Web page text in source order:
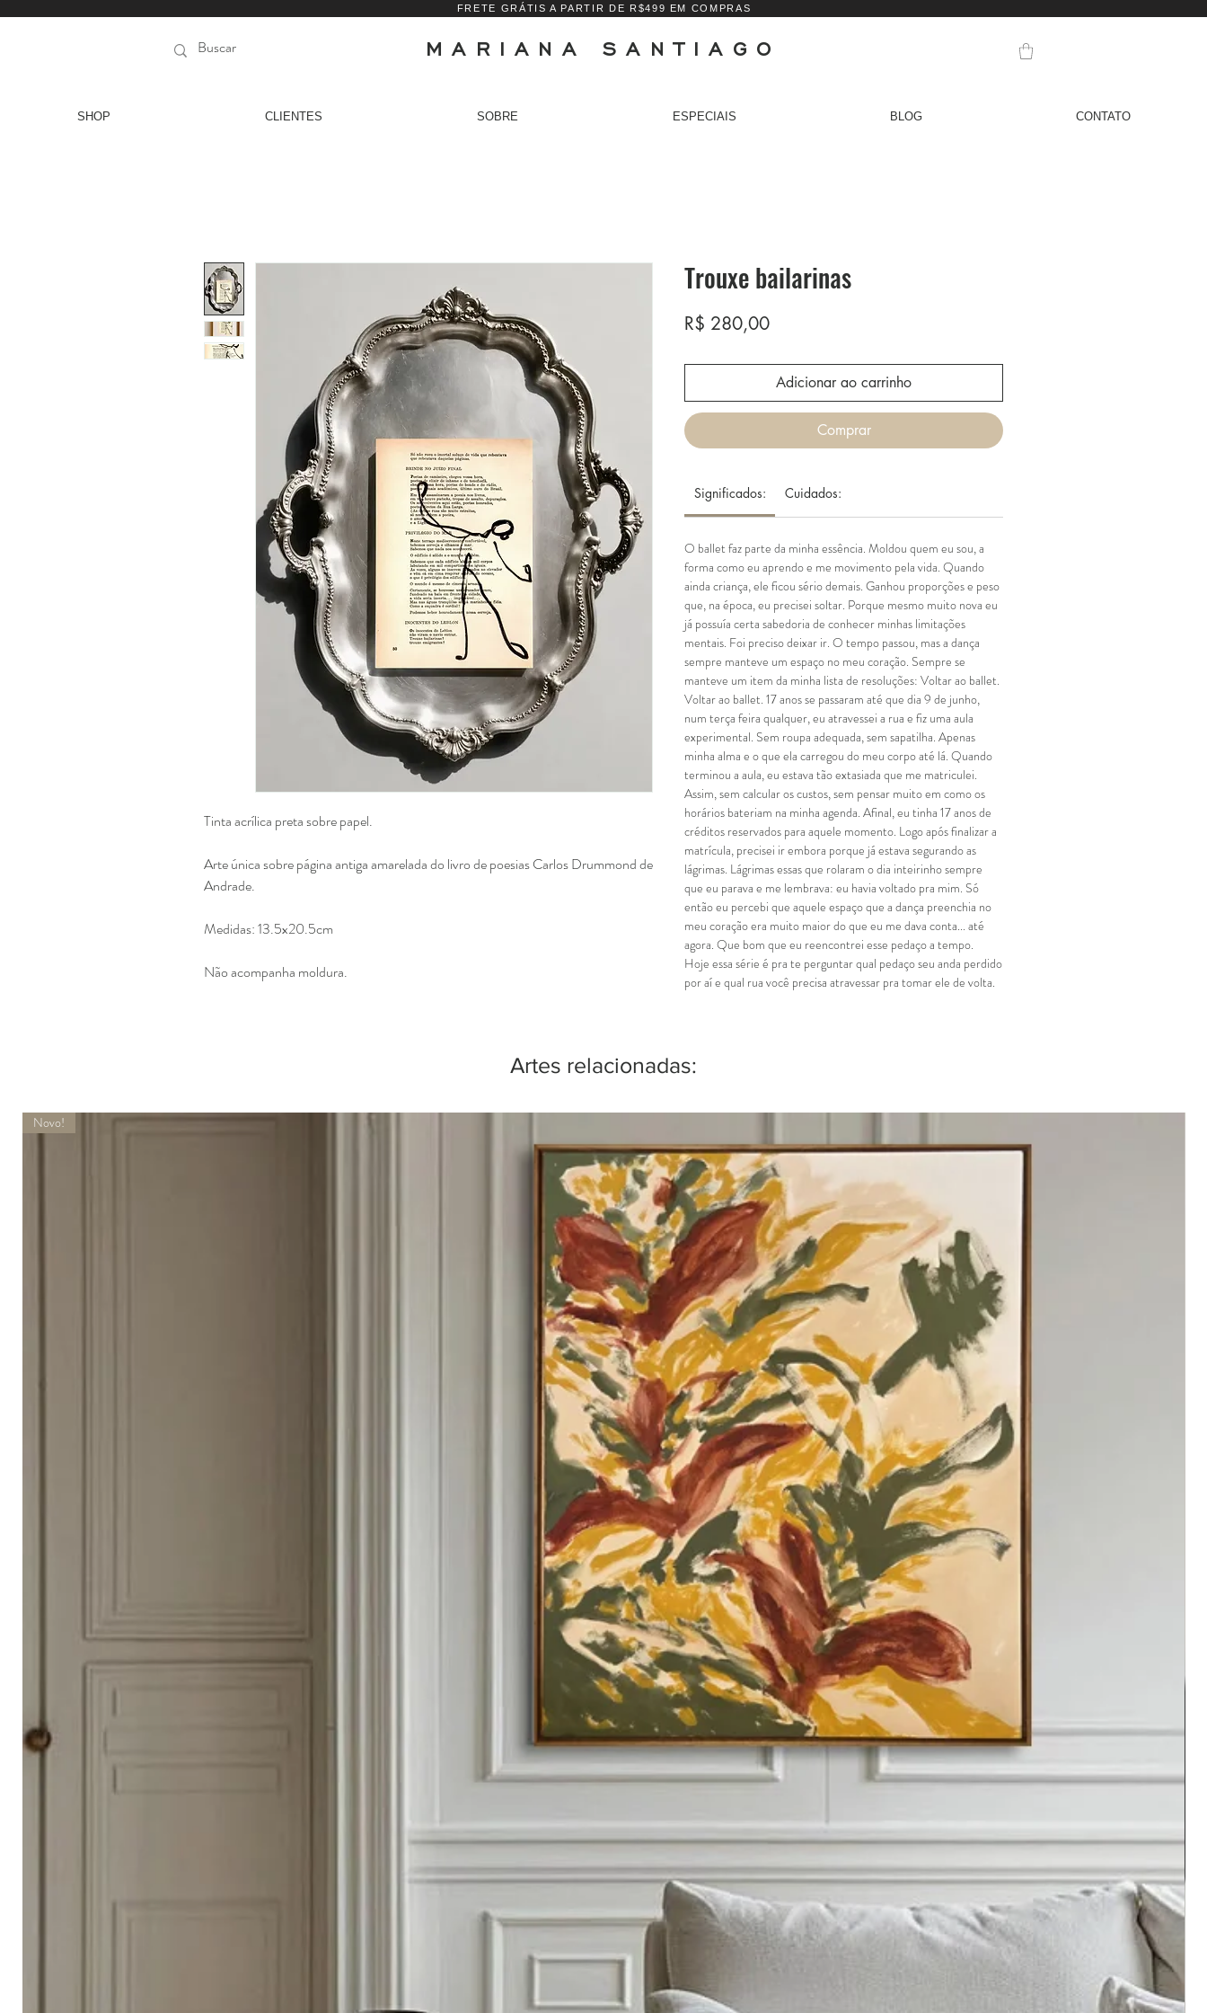
FRETE GRÁTIS A PARTIR DE R$499 EM COMPRAS
MARIANA SANTIAGO
SHOP CLIENTES SOBRE ESPECIAIS BLOG CONTATO
Tinta acrílica preta sobre papel.
Arte única sobre página antiga amarelada do livro de poesias Carlos Drummond de
Andrade.
Medidas: 13.5x20.5cm
Não acompanha moldura.
Trouxe bailarinas
R$ 280,00Preço
Adicionar ao carrinho
Comprar
Significados: Cuidados:
O ballet faz parte da minha essência. Moldou quem eu sou, a
forma como eu aprendo e me movimento pela vida. Quando
ainda criança, ele ficou sério demais. Ganhou proporções e peso
que, na época, eu precisei soltar. Porque mesmo muito nova eu
já possuía certa sabedoria de conhecer minhas limitações
mentais. Foi preciso deixar ir. O tempo passou, mas a dança
sempre manteve um espaço no meu coração. Sempre se
manteve um item da minha lista de resoluções: Voltar ao ballet.
Voltar ao ballet. 17 anos se passaram até que dia 9 de junho,
num terça feira qualquer, eu atravessei a rua e fiz uma aula
experimental. Sem roupa adequada, sem sapatilha. Apenas
minha alma e o que ela carregou do meu corpo até lá. Quando
terminou a aula, eu estava tão extasiada que me matriculei.
Assim, sem calcular os custos, sem pensar muito em como os
horários bateriam na minha agenda. Afinal, eu tinha 17 anos de
créditos reservados para aquele momento. Logo após finalizar a
matrícula, precisei ir embora porque já estava segurando as
lágrimas. Lágrimas essas que rolaram o dia inteirinho sempre
que eu parava e me lembrava: eu havia voltado pra mim. Só
então eu percebi que aquele espaço que a dança preenchia no
meu coração era muito maior do que eu me dava conta... até
agora. Que bom que eu reencontrei esse pedaço a tempo.
Hoje essa série é pra te perguntar qual pedaço seu anda perdido
por aí e qual rua você precisa atravessar pra tomar ele de volta.
Artes relacionadas:
Novo!